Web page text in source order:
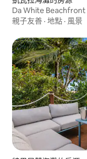
Da White
親子友善 · 地點 · 風景